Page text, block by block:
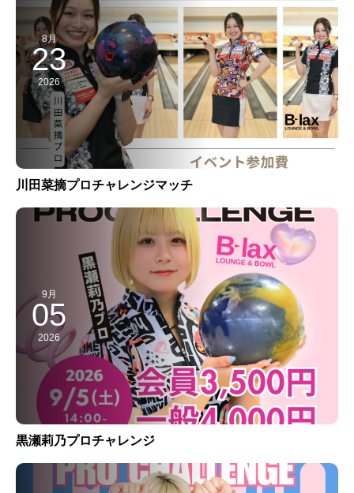
8月
23
2026
川田菜摘プロチャレンジマッチ
9月
05
2026
黒瀬莉乃プロチャレンジ